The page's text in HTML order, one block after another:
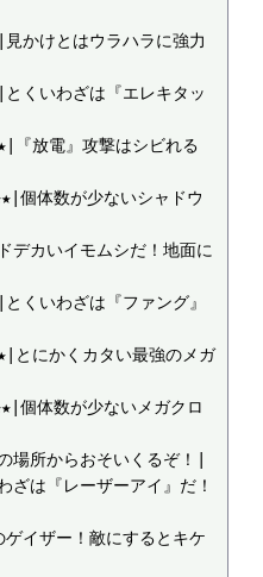
かけとはウラハラに強力
くいわざは『エレキタッ
放電』攻撃はシビれる
個体数が少ないシャドウ
カいイモムシだ！地面に
いわざは『ファング』
にかくカタい最強のメガ
個体数が少ないメガクロ
所からおそいくるぞ！|
は『レーザーアイ』だ！
イザー！敵にするとキケ